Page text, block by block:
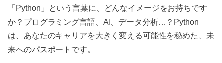
「Python」という言葉に、どんなイメージをお持ちです
か？プログラミング言語、AI、データ分析…？Python
は、あなたのキャリアを大きく変える可能性を秘めた、未
来へのパスポートです。